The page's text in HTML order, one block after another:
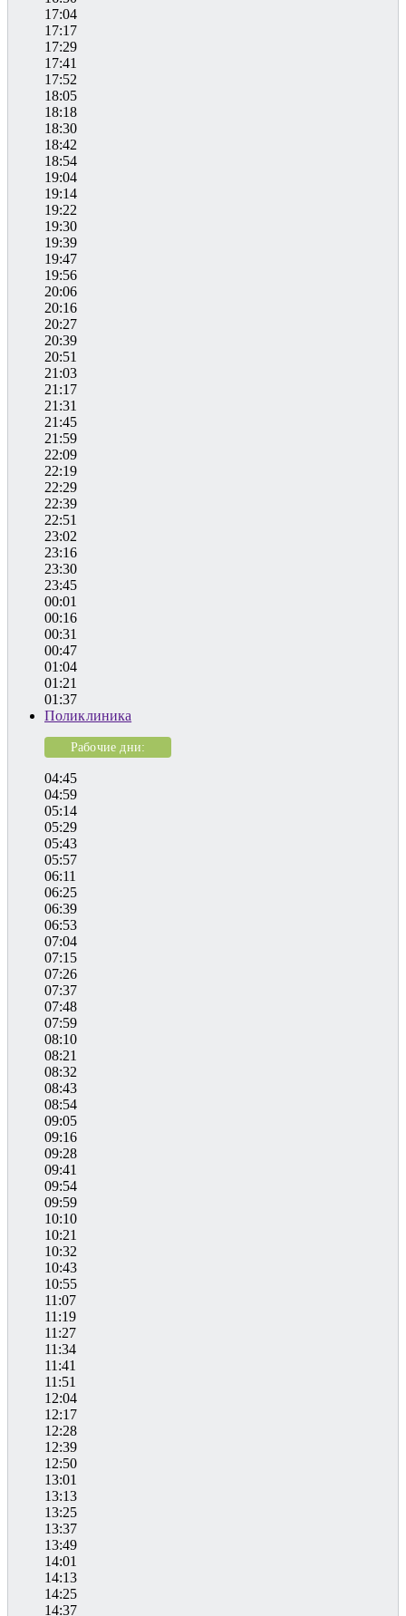
17:04
17:17
17:29
17:41
17:52
18:05
18:18
18:30
18:42
18:54
19:04
19:14
19:22
19:30
19:39
19:47
19:56
20:06
20:16
20:27
20:39
20:51
21:03
21:17
21:31
21:45
21:59
22:09
22:19
22:29
22:39
22:51
23:02
23:16
23:30
23:45
00:01
00:16
00:31
00:47
01:04
01:21
01:37
Поликлиника
Рабочие дни:
04:45
04:59
05:14
05:29
05:43
05:57
06:11
06:25
06:39
06:53
07:04
07:15
07:26
07:37
07:48
07:59
08:10
08:21
08:32
08:43
08:54
09:05
09:16
09:28
09:41
09:54
09:59
10:10
10:21
10:32
10:43
10:55
11:07
11:19
11:27
11:34
11:41
11:51
12:04
12:17
12:28
12:39
12:50
13:01
13:13
13:25
13:37
13:49
14:01
14:13
14:25
14:37